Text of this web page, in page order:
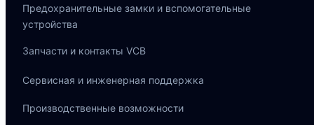
Предохранительные замки и вспомогательные
устройства
Запчасти и контакты VCB
Сервисная и инженерная поддержка
Производственные возможности